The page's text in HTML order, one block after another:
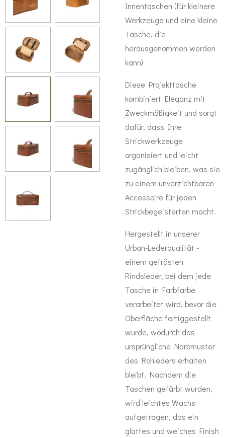
Innentaschen (für kleinere
Werkzeuge und eine kleine
Tasche, die
herausgenommen werden
kann)
Diese Projekttasche
kombiniert Eleganz mit
Zweckmäßigkeit und sorgt
dafür, dass Ihre
Strickwerkzeuge
organisiert und leicht
zugänglich bleiben, was sie
zu einem unverzichtbaren
Accessoire für jeden
Strickbegeisterten macht.
Hergestellt in unserer
Urban-Lederqualität -
einem gefrästen
Rindsleder, bei dem jede
Tasche in Farbfarbe
verarbeitet wird, bevor die
Oberfläche fertiggestellt
wurde, wodurch das
ursprüngliche Narbmuster
des Rohleders erhalten
bleibt. Nachdem die
Taschen gefärbt wurden,
wird leichtes Wachs
aufgetragen, das ein
glattes und weiches Finish